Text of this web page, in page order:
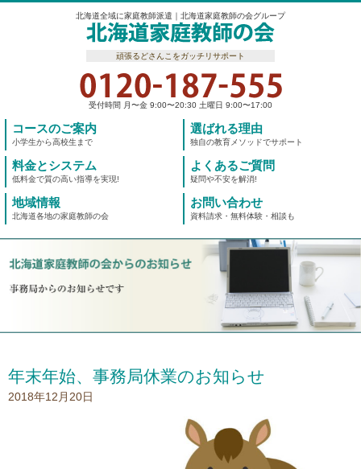
北海道全域に家庭教師派遣｜北海道家庭教師の会グループ
頑張るどさんこをガッチリサポート
受付時間 月〜金 9:00〜20:30 土曜日 9:00〜17:00
コースのご案内
小学生から高校生まで
選ばれる理由
独自の教育メソッドでサポート
料金とシステム
低料金で質の高い指導を実現!
よくあるご質問
疑問や不安を解消!
地域情報
北海道各地の家庭教師の会
お問い合わせ
資料請求・無料体験・相談も
年末年始、事務局休業のお知らせ
2018年12月20日